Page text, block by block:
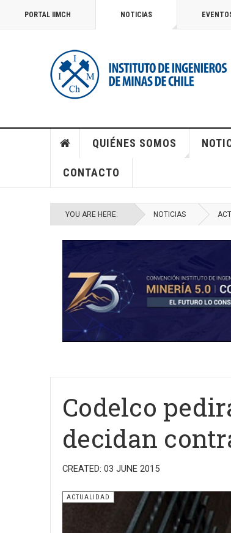
PORTAL IIMCH NOTICIAS
QUIÉNES SOMOS
CONTACTO
YOU ARE HERE: NOTICIAS
Codelco
decidan
CREATED: 03 JUNE 2015
ACTUALIDAD